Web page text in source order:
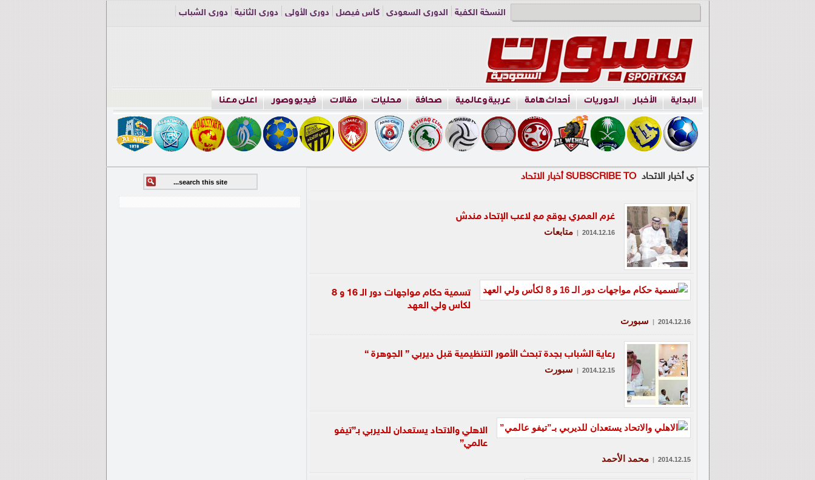
النسخة الكفية الدوري السعودي كأس فيصل دوري الأولى دوري الثانية
دوري الشباب
البداية الأخبار الدوريات أحداث هامة عربية وعالمية صحافة محليات مقالات فيديو وصور اعلن معنا
ي أخبار الاتحاد SUBSCRIBE TO أخبار الاتحاد
غرم العمري يوقع مع لاعب الإتحاد مندش
2014.12.16
| متابعات
تسمية حكام مواجهات دور الـ 16 و 8
لكأس ولي العهد
2014.12.16
| سبورت
رعاية الشباب بجدة تبحث الأمور التنظيمية قبل ديربي ” الجوهرة “
2014.12.15
| سبورت
الاهلي والاتحاد يستعدان للديربي بـ”تيفو
عالمي”
2014.12.15
| محمد الأحمد